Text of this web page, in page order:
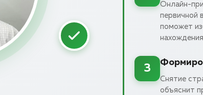
Онлайн-
первичной
поможет
3
Снятие
объяснит